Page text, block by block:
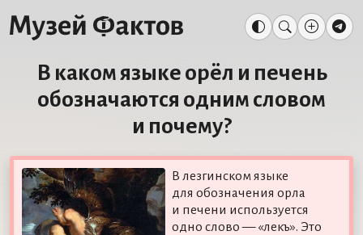
В каком языке орёл и печень
обозначаются одним словом
и почему?
В лезгинском языке
для обозначения орла
и печени используется
одно слово — «лекъ». Это